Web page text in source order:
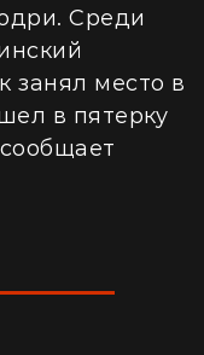
Среди
место в
в пятерку